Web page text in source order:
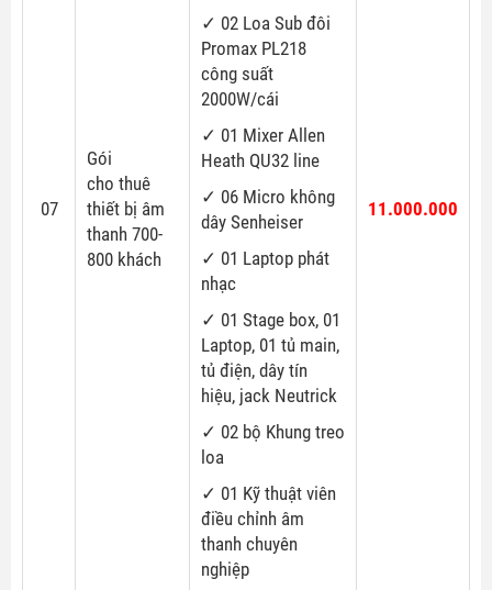
07
Gói
cho thuê
thiết bị âm
thanh 700-
800 khách
✓ 02 Loa Sub đôi
Promax PL218
công suất
2000W/cái
✓ 01 Mixer Allen
Heath QU32 line
✓ 06 Micro không
dây Senheiser
✓ 01 Laptop phát
nhạc
✓ 01 Stage box, 01
Laptop, 01 tủ main,
tủ điện, dây tín
hiệu, jack Neutrick
✓ 02 bộ Khung treo
loa
✓ 01 Kỹ thuật viên
điều chỉnh âm
thanh chuyên
nghiệp
11.000.000